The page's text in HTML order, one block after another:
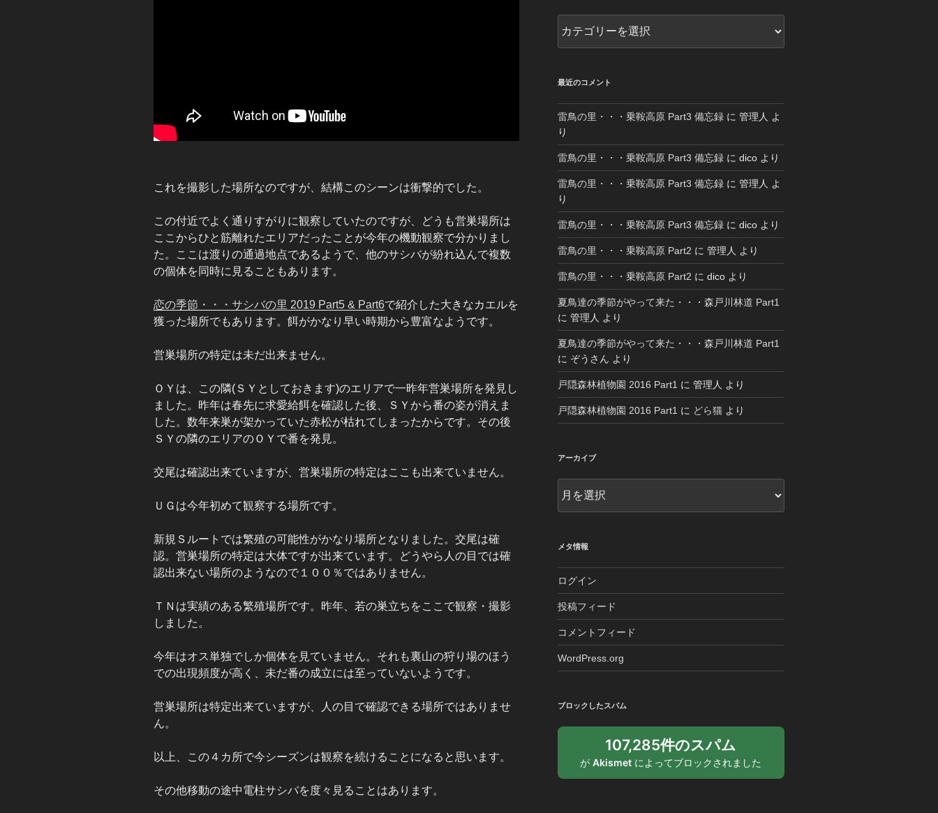
これを撮影した場所なのですが、結構このシーンは衝撃的でした。
この付近でよく通りすがりに観察していたのですが、どうも営巣場所は
ここからひと筋離れたエリアだったことが今年の機動観察で分かりまし
た。ここは渡りの通過地点であるようで、他のサシバが紛れ込んで複数
の個体を同時に見ることもあります。
恋の季節・・・サシバの里 2019 Part5 & Part6で紹介した大きなカエルを
獲った場所でもあります。餌がかなり早い時期から豊富なようです。
営巣場所の特定は未だ出来ません。
ＯＹは、この隣(ＳＹとしておきます)のエリアで一昨年営巣場所を発見し
ました。昨年は春先に求愛給餌を確認した後、ＳＹから番の姿が消えま
した。数年来巣が架かっていた赤松が枯れてしまったからです。その後
ＳＹの隣のエリアのＯＹで番を発見。
交尾は確認出来ていますが、営巣場所の特定はここも出来ていません。
ＵＧは今年初めて観察する場所です。
新規Ｓルートでは繁殖の可能性がかなり場所となりました。交尾は確
認。営巣場所の特定は大体ですが出来ています。どうやら人の目では確
認出来ない場所のようなので１００％ではありません。
ＴＮは実績のある繁殖場所です。昨年、若の巣立ちをここで観察・撮影
しました。
今年はオス単独でしか個体を見ていません。それも裏山の狩り場のほう
での出現頻度が高く、未だ番の成立には至っていないようです。
営巣場所は特定出来ていますが、人の目で確認できる場所ではありませ
ん。
以上、この４カ所で今シーズンは観察を続けることになると思います。
その他移動の途中電柱サシバを度々見ることはあります。
テ
ー
最近のコメント
雷鳥の里・・・乗鞍高原 Part3 備忘録に 管理人 よ
り
雷鳥の里・・・乗鞍高原 Part3 備忘録に dicoより
雷鳥の里・・・乗鞍高原 Part3 備忘録に 管理人 よ
り
雷鳥の里・・・乗鞍高原 Part3 備忘録に dicoより
雷鳥の里・・・乗鞍高原 Part2 に 管理人 より
雷鳥の里・・・乗鞍高原 Part2 に dicoより
夏鳥達の季節がやって来た・・・森戸川林道 Part1
に 管理人 より
夏鳥達の季節がやって来た・・・森戸川林道 Part1
に ぞうさん より
戸隠森林植物園 2016 Part1 に 管理人 より
戸隠森林植物園 2016 Part1 に どら猫より
アーカイブ
ー
ブ
メタ情報
ログイン
投稿フィード
コメントフィード
WordPress.org
ブロックしたスパム
107,285件のスパム
がAkismet によってブロックされました